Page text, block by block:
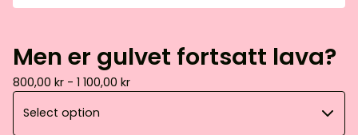
Men er gulvet fortsatt lava?
800,00 kr - 1 100,00 kr